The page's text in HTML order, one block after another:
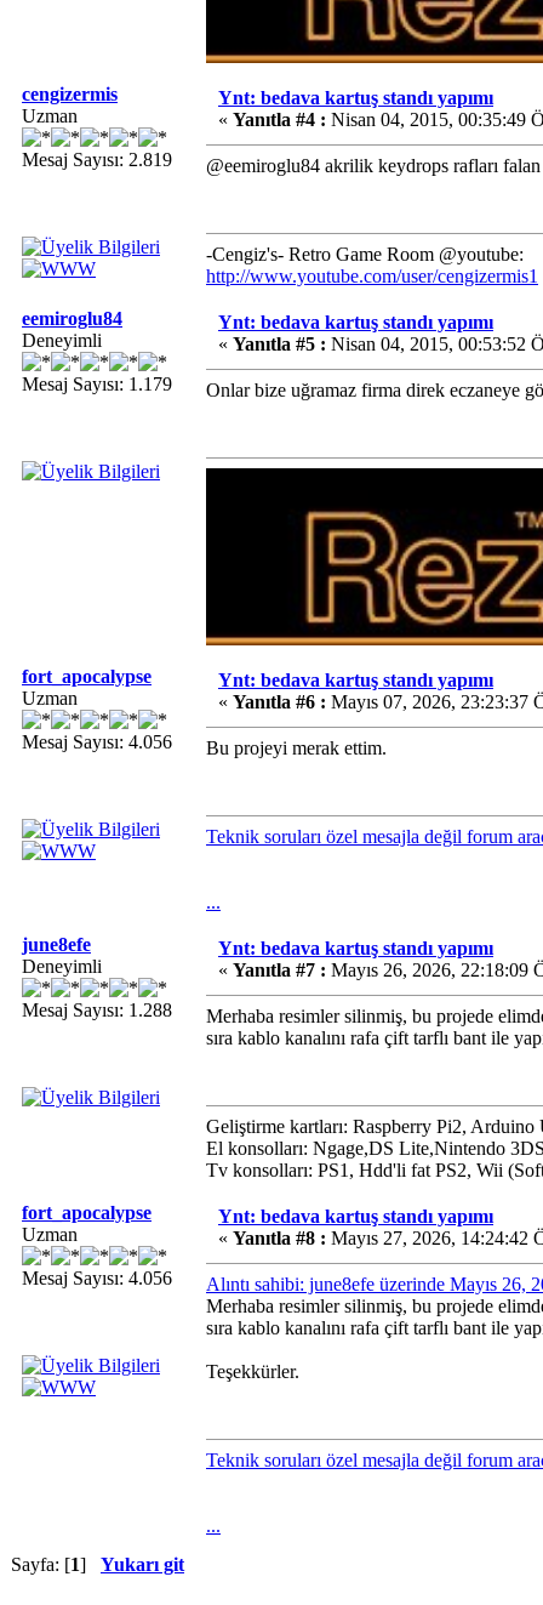
cengizermis
Uzman
Mesaj Sayısı: 2.819
Ynt: bedava kartuş standı yapımı
« Yanıtla #4 : Nisan 04, 2015, 00:35:49
@eemiroglu84 akrilik keydrops rafları
-Cengiz's- Retro Game Room @youtube:
http://www.youtube.com/user/cengizermis1
eemiroglu84
Deneyimli
Mesaj Sayısı: 1.179
Ynt: bedava kartuş standı yapımı
« Yanıtla #5 : Nisan 04, 2015, 00:53:52
Onlar bize uğramaz firma direk eczaneye
fort_apocalypse
Uzman
Mesaj Sayısı: 4.056
Ynt: bedava kartuş standı yapımı
« Yanıtla #6 : Mayıs 07, 2026, 23:23:37
Bu projeyi merak ettim.
Teknik soruları özel mesajla değil forum
...
june8efe
Deneyimli
Mesaj Sayısı: 1.288
Ynt: bedava kartuş standı yapımı
« Yanıtla #7 : Mayıs 26, 2026, 22:18:09
Merhaba resimler silinmiş, bu projede
sıra kablo kanalını rafa çift tarflı bant ile
Geliştirme kartları: Raspberry Pi2, Arduino
El konsolları: Ngage,DS Lite,Nintendo
Tv konsolları: PS1, Hdd'li fat PS2, Wii
fort_apocalypse
Uzman
Mesaj Sayısı: 4.056
Ynt: bedava kartuş standı yapımı
« Yanıtla #8 : Mayıs 27, 2026, 14:24:42
Alıntı sahibi: june8efe üzerinde Mayıs 26,
Merhaba resimler silinmiş, bu projede
sıra kablo kanalını rafa çift tarflı bant ile
Teşekkürler.
Teknik soruları özel mesajla değil forum
...
Sayfa: [1] Yukarı git